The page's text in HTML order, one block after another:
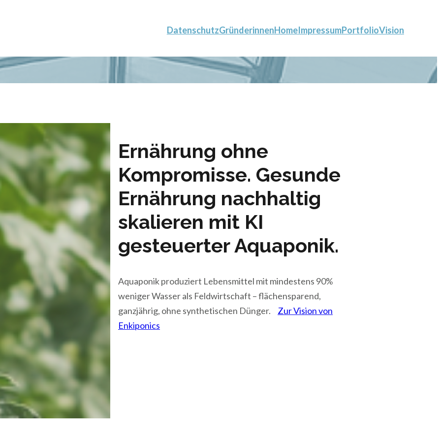
DatenschutzGründerinnenHomeImpressumPortfolioVision
Ernährung ohne
Kompromisse. Gesunde
Ernährung nachhaltig
skalieren mit KI
gesteuerter Aquaponik.
Aquaponik produziert Lebensmittel mit mindestens 90%
weniger Wasser als Feldwirtschaft – flächensparend,
ganzjährig, ohne synthetischen Dünger. Zur Vision von
Enkiponics